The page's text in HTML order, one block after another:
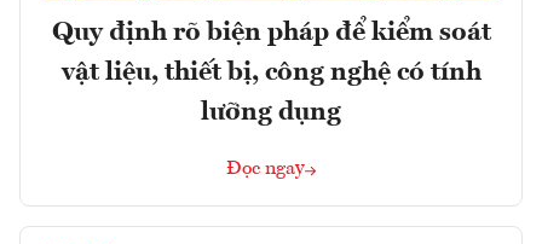
Quy định rõ biện pháp để kiểm soát
vật liệu, thiết bị, công nghệ có tính
lưỡng dụng
Đọc ngay